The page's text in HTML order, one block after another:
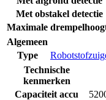
Met obstakel detectie
Maximale
Algemeen
Type
Technische
kenmerken
Capaciteit accu